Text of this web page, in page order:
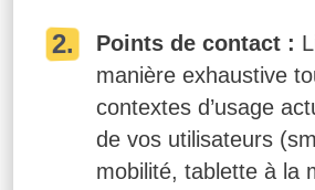
Points de contact :
manière exhaustive
contextes d’usage
de vos utilisateurs
mobilité, tablette à la